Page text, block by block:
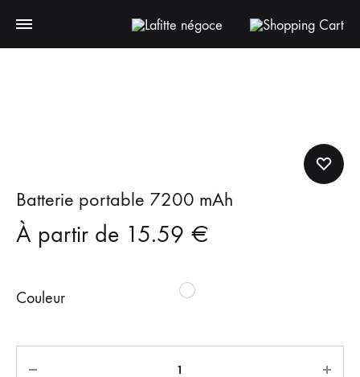
Batterie portable 7200 mAh
À partir de 15.59 €
Couleur